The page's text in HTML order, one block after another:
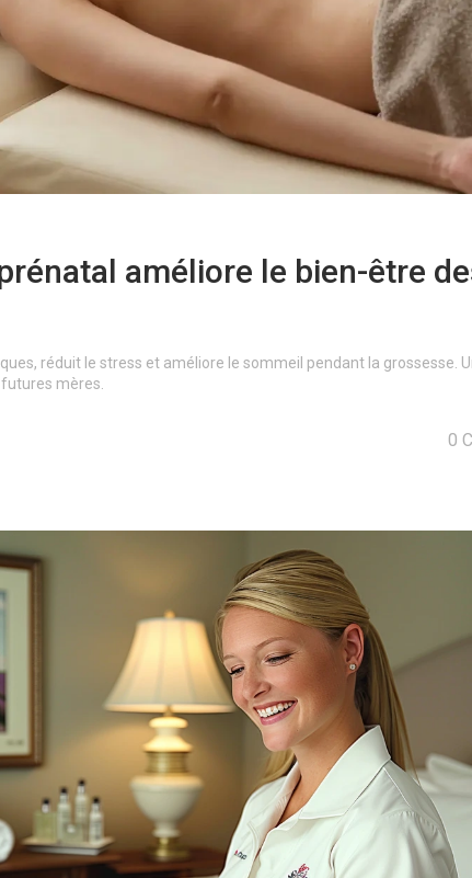
améliore le bien-être
réduit le stress et améliore le sommeil pendant la grossesse.
mères.
0